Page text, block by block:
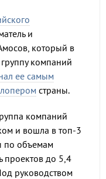
и
который в
компаний
ее самым
страны.
компаний
и вошла в топ-3
по объемам
проектов до 5,4
руководством